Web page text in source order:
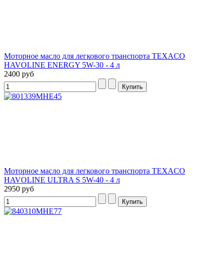
Моторное масло для легкового транспорта TEXACO
HAVOLINE ENERGY 5W-30 - 4 л
2400 руб
Моторное масло для легкового транспорта TEXACO
HAVOLINE ULTRA S 5W-40 - 4 л
2950 руб